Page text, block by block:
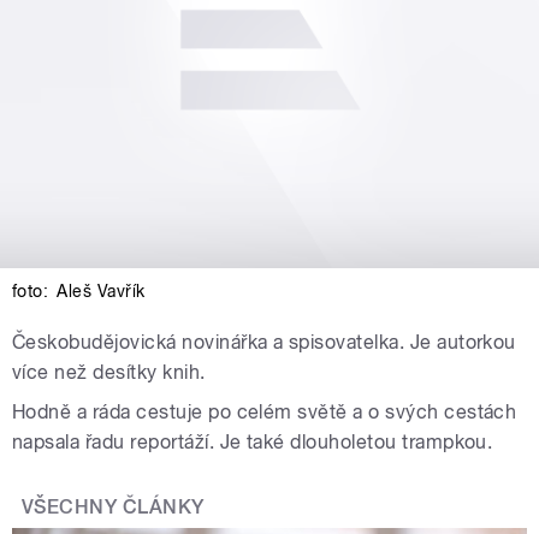
foto: Aleš Vavřík
Českobudějovická novinářka a spisovatelka. Je autorkou
více než desítky knih.
Hodně a ráda cestuje po celém světě a o svých cestách
napsala řadu reportáží. Je také dlouholetou trampkou.
VŠECHNY ČLÁNKY